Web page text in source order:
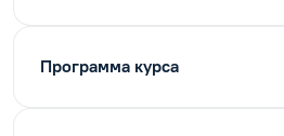
Программа курса